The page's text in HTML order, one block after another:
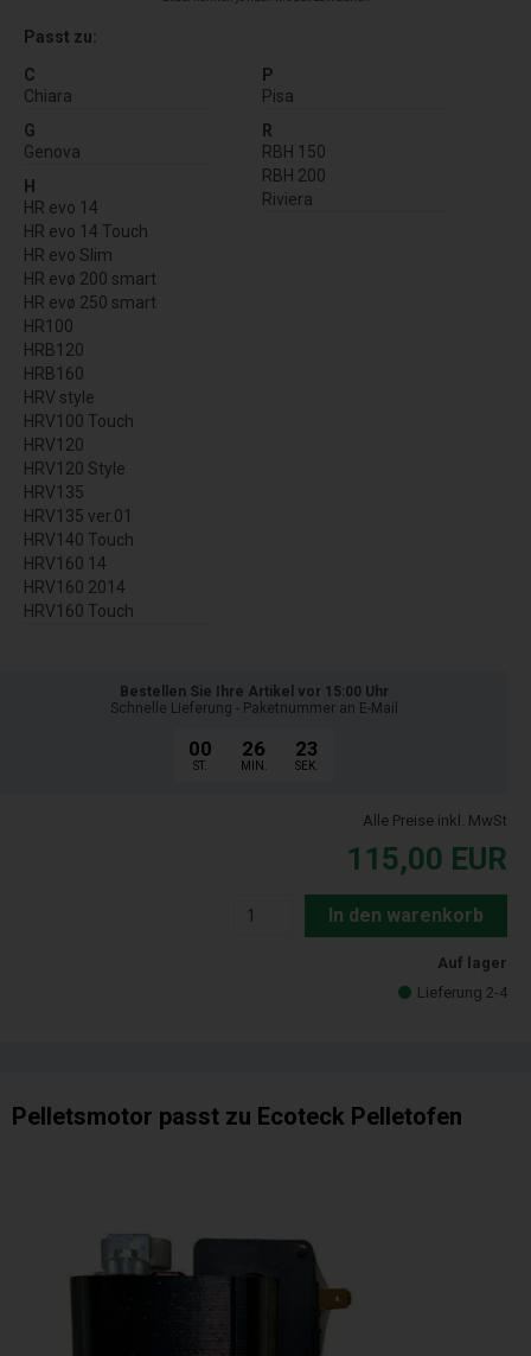
Passt zu:
C
Chiara
G
Genova
H
HR evo 14
HR evo 14 Touch
HR evo Slim
HR evø 200 smart
HR evø 250 smart
HR100
HRB120
HRB160
HRV style
HRV100 Touch
HRV120
HRV120 Style
HRV135
HRV135 ver.01
HRV140 Touch
HRV160 14
HRV160 2014
HRV160 Touch
P
Pisa
R
RBH 150
RBH 200
Riviera
Bestellen Sie Ihre Artikel vor 15:00 Uhr
Schnelle Lieferung - Paketnummer an E-Mail
00
ST.
26
MIN.
22
SEK.
Alle Preise inkl. MwSt
115,00 EUR
In den warenkorb
Auf lager
Lieferung 2-4
Pelletsmotor passt zu Ecoteck Pelletofen